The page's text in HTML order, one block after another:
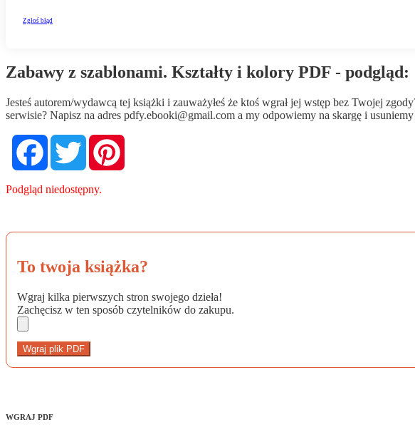
Zabawy z szablonami. Kształty i kolory PDF - podgląd:
Jesteś autorem/wydawcą tej książki i zauważyłeś że ktoś wgrał jej wstęp bez Twojej
serwisie? Napisz na adres pdfy.ebooki@gmail.com a my odpowiemy na skargę i
FacebookTwitter
Podgląd niedostępny.
To twoja książka?
Wgraj kilka pierwszych stron swojego dzieła!
Zachęcisz w ten sposób czytelników do zakupu.
Wgraj plik PDF
WGRAJ PDF